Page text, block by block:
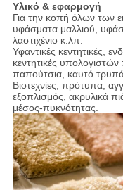
Υλικό & εφαρμογή
Για την κοπή όλων των
υφάσματα μαλλιού,
λαστιχένιο κ.λπ.
Υφαντικές κεντητικές,
κεντητικές
παπούτσια, καυτό
Βιοτεχνίες, πρότυπα,
εξοπλισμός, ακρυλικά
μέσος-πυκνότητας.